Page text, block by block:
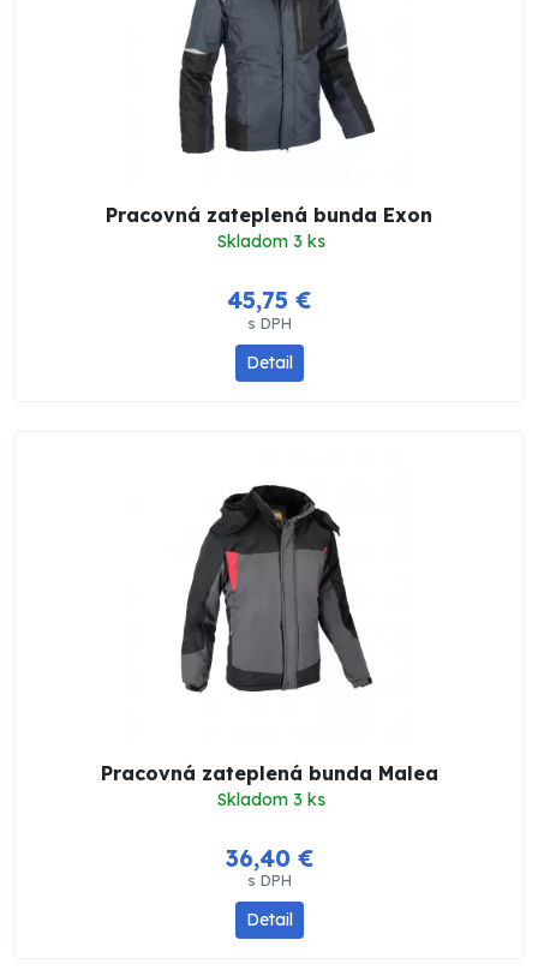
Pracovná zateplená bunda Exon
Skladom 3 ks
45,75 €
s DPH
Detail
Pracovná zateplená bunda Malea
Skladom 3 ks
36,40 €
s DPH
Detail